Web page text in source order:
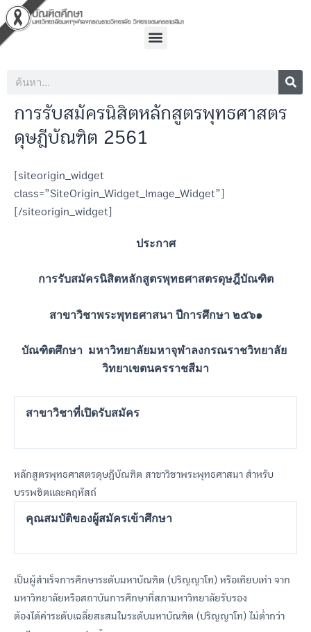
Skip
to
content
Menu
Search
การรับสมัครนิสิตหลักสูตรพุทธศาสตร
ดุษฎีบัณฑิต 2561
[siteorigin_widget
class=”SiteOrigin_Widget_Image_Widget”]
[/siteorigin_widget]
ประกาศ
การรับสมัครนิสิตหลักสูตรพุทธศาสตรดุษฎีบัณฑิต
สาขาวิชาพระพุทธศาสนา ปีการศึกษา ๒๕๖๑
บัณฑิตศึกษา มหาวิทยาลัยมหาจุฬาลงกรณราชวิทยาลัย
วิทยาเขตนครราชสีมา
สาขาวิชาที่เปิดรับสมัคร
หลักสูตรพุทธศาสตรดุษฎีบัณฑิต สาขาวิชาพระพุทธศาสนา สำหรับ
บรรพชิตและคฤหัสถ์
คุณสมบัติของผู้สมัครเข้าศึกษา
เป็นผู้สำเร็จการศึกษาระดับมหาบัณฑิต (ปริญญาโท) หรือเทียบเท่า จาก
มหาวิทยาลัยหรือสถาบันการศึกษาที่สภามหาวิทยาลัยรับรอง
ต้องได้ค่าระดับเฉลี่ยสะสมในระดับมหาบัณฑิต (ปริญญาโท) ไม่ต่ำกว่า